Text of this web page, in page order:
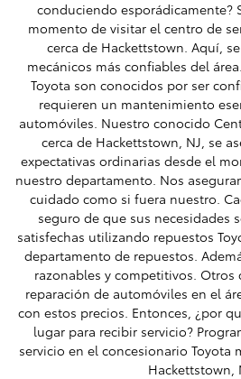
conduciendo esporádicamente?
momento de visitar el centro de
cerca de Hackettstown. Aquí,
mecánicos más confiables del
Toyota son conocidos por ser
requieren un mantenimiento
automóviles. Nuestro conocido
cerca de Hackettstown, NJ, se
expectativas ordinarias desde el
nuestro departamento. Nos
cuidado como si fuera nuestro.
seguro de que sus necesidades
satisfechas utilizando repuestos
departamento de repuestos.
razonables y competitivos. Otros
reparación de automóviles en el
con estos precios. Entonces, ¿por
lugar para recibir servicio?
servicio en el concesionario Toyota
Hackettstown,